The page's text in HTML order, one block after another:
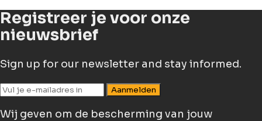
Registreer je voor onze
nieuwsbrief
Sign up for our newsletter and stay informed.
Aanmelden
Wij geven om de bescherming van jouw